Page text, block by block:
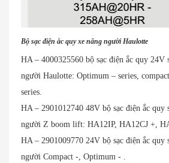
Bộ sạc điện ắc quy xe nâng người Haulotte
HA – 4000325560 bộ sạc điện ắc quy 24V
người Haulotte: Optimum – series,
series.
HA – 2901012740 48V bộ sạc điện ắc quy
người Z boom lift: HA12IP, HA12CJ +,
HA – 2901009770 24V bộ sạc điện ắc quy
người Compact -, Optimum - .